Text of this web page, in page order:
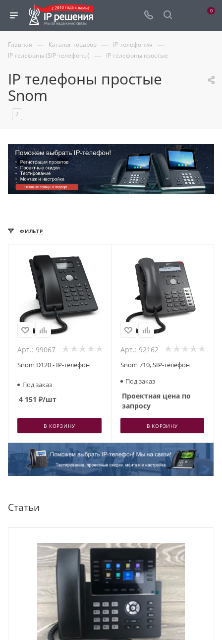
0
Главная — Каталог товаров — IP-телефония —
IP телефоны (SIP-телефоны) — IP телефоны простые
IP телефоны простые
Snom
2
ФИЛЬТР
Арт.: 99067
Snom D120 - IP-телефон
Под заказ
4 151 ₽/шт
В КОРЗИНУ
Арт.: 92162
Snom 710, SIP-телефон
Под заказ
Проектная цена по
запросу
В КОРЗИНУ
Статьи